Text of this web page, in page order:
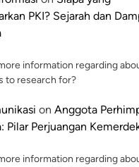
PKI? Sejarah dan
information regarding
to research for?
on Anggota
Pilar Perjuangan
information regarding